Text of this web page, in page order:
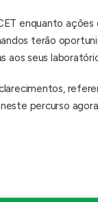
enquanto
terão
aos seus
percurso